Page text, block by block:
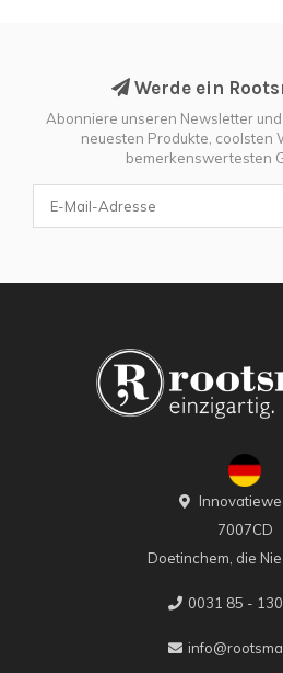
Werde ein
Abonniere unseren Newsletter
neuesten Produkte, coolsten
bemerkenswertesten
7007CD
Doetinchem, die
0031 85 -